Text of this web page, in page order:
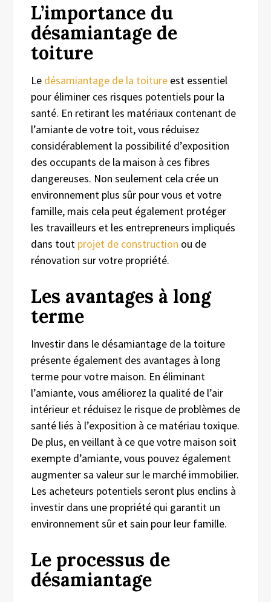
L’importance du
désamiantage de
toiture
Le désamiantage de la toiture est essentiel
pour éliminer ces risques potentiels pour la
santé. En retirant les matériaux contenant de
l’amiante de votre toit, vous réduisez
considérablement la possibilité d’exposition
des occupants de la maison à ces fibres
dangereuses. Non seulement cela crée un
environnement plus sûr pour vous et votre
famille, mais cela peut également protéger
les travailleurs et les entrepreneurs impliqués
dans tout projet de construction ou de
rénovation sur votre propriété.
Les avantages à long
terme
Investir dans le désamiantage de la toiture
présente également des avantages à long
terme pour votre maison. En éliminant
l’amiante, vous améliorez la qualité de l’air
intérieur et réduisez le risque de problèmes de
santé liés à l’exposition à ce matériau toxique.
De plus, en veillant à ce que votre maison soit
exempte d’amiante, vous pouvez également
augmenter sa valeur sur le marché immobilier.
Les acheteurs potentiels seront plus enclins à
investir dans une propriété qui garantit un
environnement sûr et sain pour leur famille.
Le processus de
désamiantage